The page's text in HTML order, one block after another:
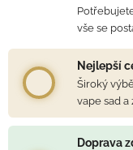
vše se
Nejlepší
Široký
vape sad a
Doprava